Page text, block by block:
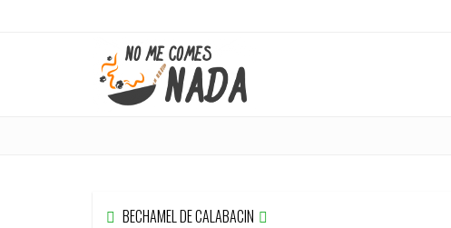
BECHAMEL DE CALABACIN